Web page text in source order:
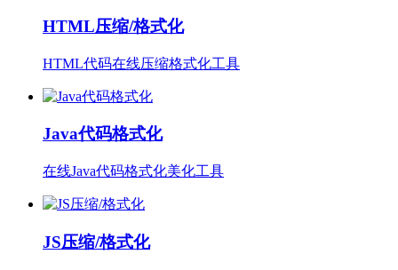
HTML压缩/格式化
HTML代码在线压缩格式化工具
Java代码格式化
在线Java代码格式化美化工具
JS压缩/格式化